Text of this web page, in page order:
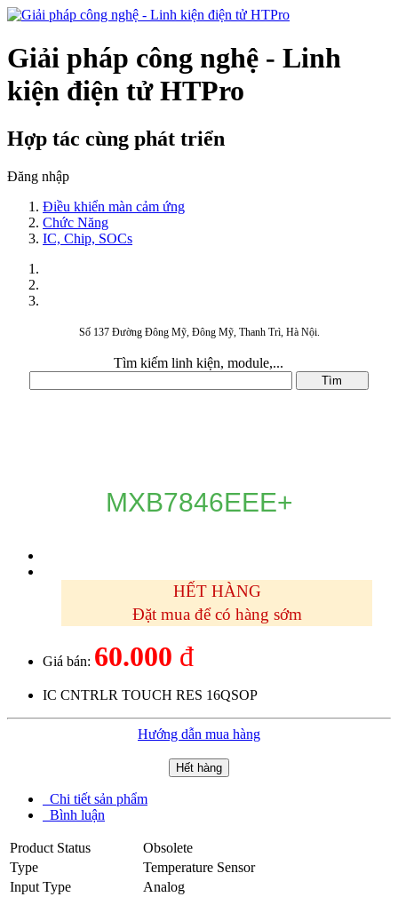
Giải pháp công nghệ - Linh
kiện điện tử HTPro
Hợp tác cùng phát triển
Đăng nhập
Điều khiển màn cảm ứng
Chức Năng
IC, Chip, SOCs
Số 137 Đường Đông Mỹ, Đông Mỹ, Thanh Trì, Hà Nội.
Tìm kiếm linh kiện, module,...
MXB7846EEE+
HẾT HÀNG
Đặt mua để có hàng sớm
Giá bán: 60.000 đ
IC CNTRLR TOUCH RES 16QSOP
Hướng dẫn mua hàng
Hết hàng
Chi tiết sản phẩm
Bình luận
Product Status
Obsolete
Type
Temperature Sensor
Input Type
Analog